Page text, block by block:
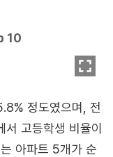
10
정도였으며, 전
고등학생 비율이
아파트 5개가 순